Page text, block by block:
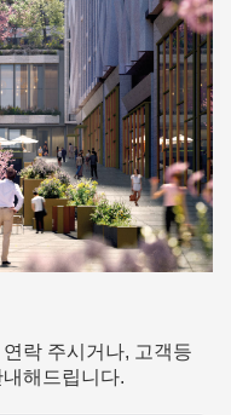
락 주시거나, 고객등
해드립니다.